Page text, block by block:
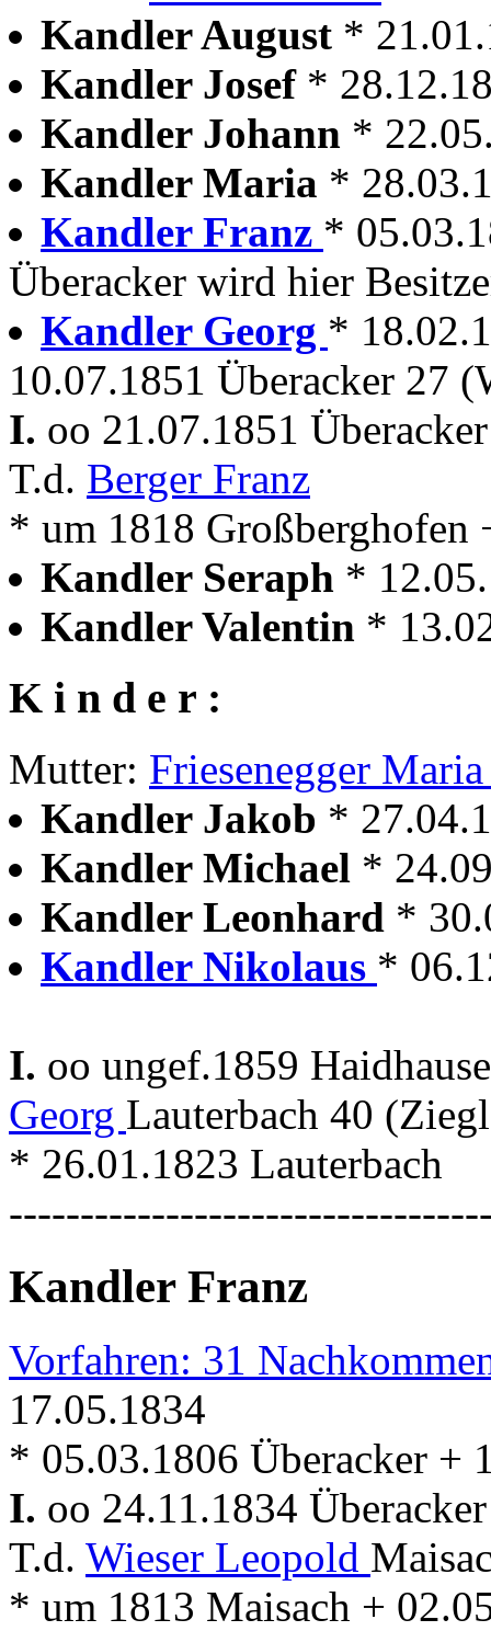
Kandler August *
Kandler Josef *
Kandler Johann *
Kandler Maria *
Kandler Franz *
Überacker wird hier
Kandler Georg *
10.07.1851 Überacker 27
I. oo 21.07.1851
T.d. Berger Franz
* um 1818 Großberghofen
Kandler Seraph *
Kandler Valentin *
K i n d e r :
Mutter: Friesenegger
Kandler Jakob *
Kandler Michael *
Kandler Leonhard *
Kandler Nikolaus *
I. oo ungef.1859
Georg Lauterbach 40
* 26.01.1823 Lauterbach
Kandler Franz
Vorfahren: 31
17.05.1834
* 05.03.1806 Überacker +
I. oo 24.11.1834
T.d. Wieser Leopold
* um 1813 Maisach +